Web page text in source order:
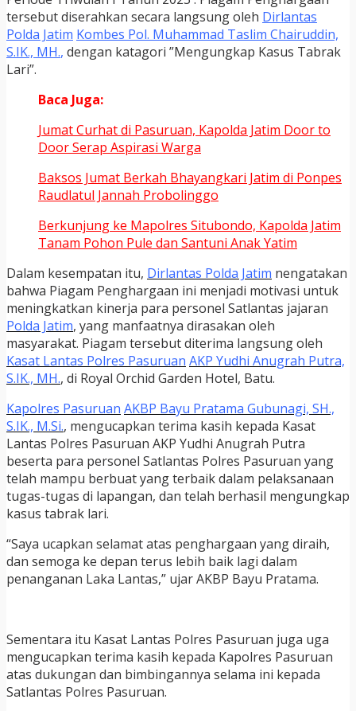
tersebut diserahkan secara langsung oleh Dirlantas
Polda Jatim Kombes Pol. Muhammad Taslim Chairuddin,
S.IK., MH., dengan katagori ”Mengungkap Kasus Tabrak
Lari”.
Baca Juga:
Jumat Curhat di Pasuruan, Kapolda Jatim Door to
Door Serap Aspirasi Warga
Baksos Jumat Berkah Bhayangkari Jatim di Ponpes
Raudlatul Jannah Probolinggo
Berkunjung ke Mapolres Situbondo, Kapolda Jatim
Tanam Pohon Pule dan Santuni Anak Yatim
Dalam kesempatan itu, Dirlantas Polda Jatim nengatakan
bahwa Piagam Penghargaan ini menjadi motivasi untuk
meningkatkan kinerja para personel Satlantas jajaran
Polda Jatim, yang manfaatnya dirasakan oleh
masyarakat. Piagam tersebut diterima langsung oleh
Kasat Lantas Polres Pasuruan AKP Yudhi Anugrah Putra,
S.IK., MH., di Royal Orchid Garden Hotel, Batu.
Kapolres Pasuruan AKBP Bayu Pratama Gubunagi, SH.,
S.IK., M.Si., mengucapkan terima kasih kepada Kasat
Lantas Polres Pasuruan AKP Yudhi Anugrah Putra
beserta para personel Satlantas Polres Pasuruan yang
telah mampu berbuat yang terbaik dalam pelaksanaan
tugas-tugas di lapangan, dan telah berhasil mengungkap
kasus tabrak lari.
“Saya ucapkan selamat atas penghargaan yang diraih,
dan semoga ke depan terus lebih baik lagi dalam
penanganan Laka Lantas,” ujar AKBP Bayu Pratama.
Sementara itu Kasat Lantas Polres Pasuruan juga uga
mengucapkan terima kasih kepada Kapolres Pasuruan
atas dukungan dan bimbingannya selama ini kepada
Satlantas Polres Pasuruan.